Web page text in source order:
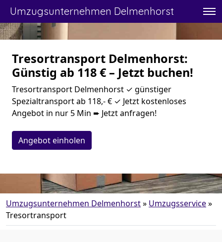
Umzugsunternehmen Delmenhorst
Tresortransport Delmenhorst:
Günstig ab 118 € – Jetzt buchen!
Tresortransport Delmenhorst ✓ günstiger
Spezialtransport ab 118,- € ✓ Jetzt kostenloses
Angebot in nur 5 Min ➨ Jetzt anfragen!
Angebot einholen
Umzugsunternehmen Delmenhorst» Umzugsservice»
Tresortransport